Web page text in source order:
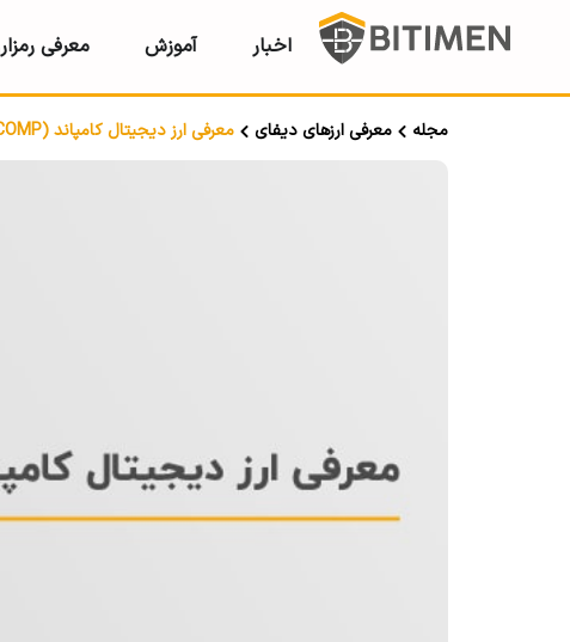
اخبار آموزش معرفی
مجله معرفی ارزهای دیفای معرفی ارز دیجیتال کامپاند (COMP)